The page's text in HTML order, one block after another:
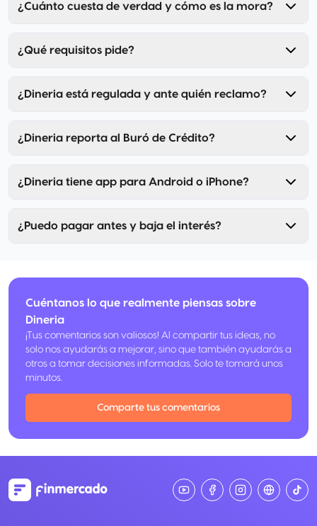
¿Cuánto cuesta de verdad y cómo es la mora?
¿Qué requisitos pide?
¿Dineria está regulada y ante quién reclamo?
¿Dineria reporta al Buró de Crédito?
¿Dineria tiene app para Android o iPhone?
¿Puedo pagar antes y baja el interés?
Cuéntanos lo que realmente piensas sobre
Dineria
¡Tus comentarios son valiosos! Al compartir tus ideas, no
solo nos ayudarás a mejorar, sino que también ayudarás a
otros a tomar decisiones informadas. Solo te tomará unos
minutos.
Comparte tus comentarios